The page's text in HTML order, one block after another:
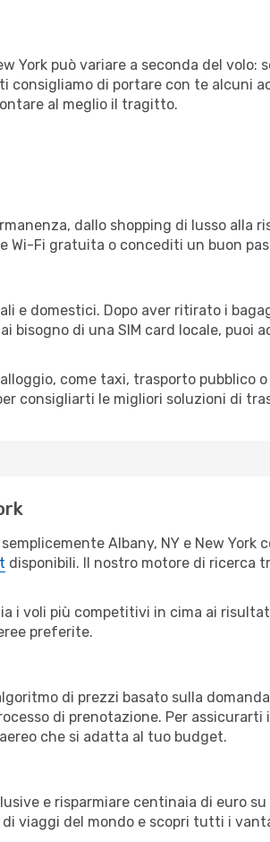
York può variare a seconda del volo:
consigliamo di portare con te alcuni
al meglio il tragitto.
dallo shopping di lusso alla
Wi-Fi gratuita o concediti un buon
e domestici. Dopo aver ritirato i
di una SIM card locale, puoi
come taxi, trasporto pubblico
consigliarti le migliori soluzioni di
Albany, NY e New
disponibili. Il nostro motore di ricerca
i voli più competitivi in cima ai
preferite.
di prezzi basato sulla
di prenotazione. Per
che si adatta al tuo budget.
e risparmiare centinaia di euro
viaggi del mondo e scopri tutti i